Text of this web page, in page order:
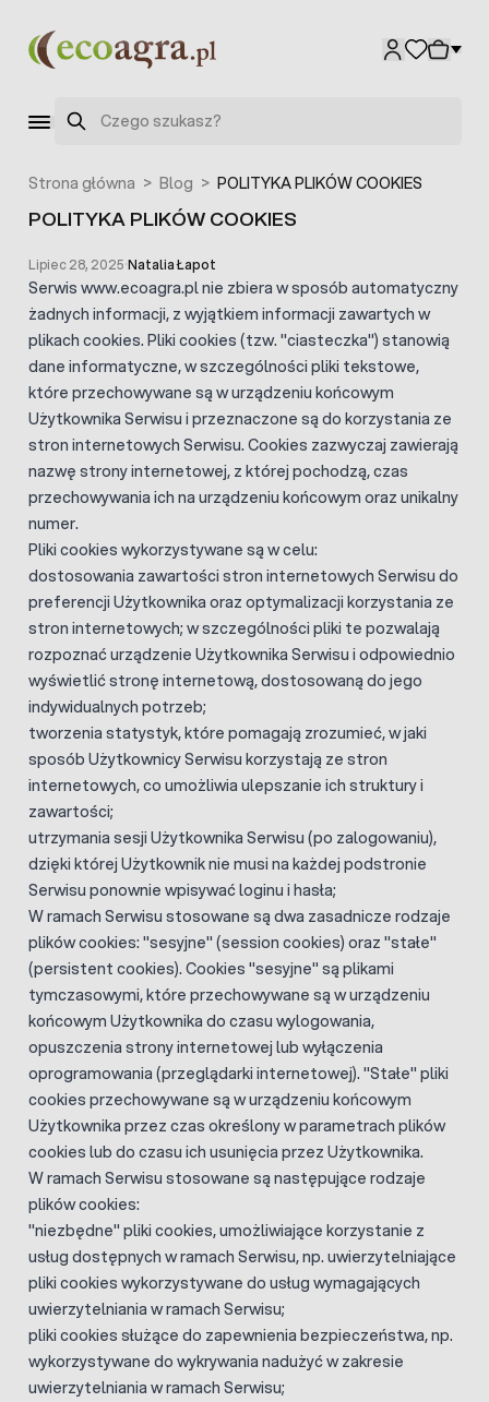
Szukaj
Strona główna > Blog > POLITYKA PLIKÓW COOKIES
POLITYKA PLIKÓW COOKIES
Lipiec 28, 2025·Natalia Łapot
Serwis www.ecoagra.pl nie zbiera w sposób automatyczny
żadnych informacji, z wyjątkiem informacji zawartych w
plikach cookies. Pliki cookies (tzw. "ciasteczka") stanowią
dane informatyczne, w szczególności pliki tekstowe,
które przechowywane są w urządzeniu końcowym
Użytkownika Serwisu i przeznaczone są do korzystania ze
stron internetowych Serwisu. Cookies zazwyczaj zawierają
nazwę strony internetowej, z której pochodzą, czas
przechowywania ich na urządzeniu końcowym oraz unikalny
numer.
Pliki cookies wykorzystywane są w celu:
dostosowania zawartości stron internetowych Serwisu do
preferencji Użytkownika oraz optymalizacji korzystania ze
stron internetowych; w szczególności pliki te pozwalają
rozpoznać urządzenie Użytkownika Serwisu i odpowiednio
wyświetlić stronę internetową, dostosowaną do jego
indywidualnych potrzeb;
tworzenia statystyk, które pomagają zrozumieć, w jaki
sposób Użytkownicy Serwisu korzystają ze stron
internetowych, co umożliwia ulepszanie ich struktury i
zawartości;
utrzymania sesji Użytkownika Serwisu (po zalogowaniu),
dzięki której Użytkownik nie musi na każdej podstronie
Serwisu ponownie wpisywać loginu i hasła;
W ramach Serwisu stosowane są dwa zasadnicze rodzaje
plików cookies: "sesyjne" (session cookies) oraz "stałe"
(persistent cookies). Cookies "sesyjne" są plikami
tymczasowymi, które przechowywane są w urządzeniu
końcowym Użytkownika do czasu wylogowania,
opuszczenia strony internetowej lub wyłączenia
oprogramowania (przeglądarki internetowej). "Stałe" pliki
cookies przechowywane są w urządzeniu końcowym
Użytkownika przez czas określony w parametrach plików
cookies lub do czasu ich usunięcia przez Użytkownika.
W ramach Serwisu stosowane są następujące rodzaje
plików cookies:
"niezbędne" pliki cookies, umożliwiające korzystanie z
usług dostępnych w ramach Serwisu, np. uwierzytelniające
pliki cookies wykorzystywane do usług wymagających
uwierzytelniania w ramach Serwisu;
pliki cookies służące do zapewnienia bezpieczeństwa, np.
wykorzystywane do wykrywania nadużyć w zakresie
uwierzytelniania w ramach Serwisu;